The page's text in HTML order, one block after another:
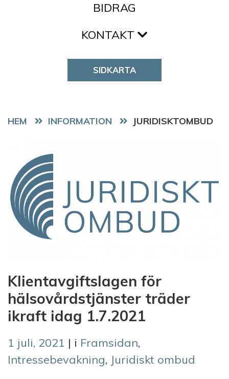
BIDRAG
KONTAKT
SIDKARTA
HEM JURIDISKTOMBUD
Klientavgiftslagen för
hälsovårdstjänster träder
ikraft idag 1.7.2021
1 juli, 2021 | i Framsidan,
Intressebevakning, Juridiskt ombud